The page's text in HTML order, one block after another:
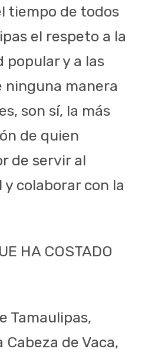
tiempo de todos
el respeto a la
popular y a las
manera
son sí, la más
de quien
de servir al
colaborar con la
HA COSTADO
Tamaulipas,
de Vaca,